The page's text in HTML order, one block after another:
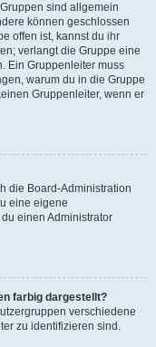
sind allgemein
können geschlossen
offen ist, kannst du ihr
verlangt die Gruppe eine
Ein Gruppenleiter muss
warum du in die Gruppe
Gruppenleiter, wenn er
die Board-Administration
eine eigene
einen Administrator
farbig dargestellt?
verschiedene
zu identifizieren sind.